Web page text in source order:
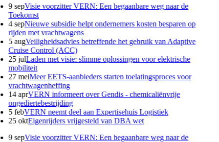
9 sepVisie voorzitter VERN: Een begaanbare weg naar de
Toekomst
4 sepNieuwe subsidie helpt ondernemers kosten besparen op
rijden met vrachtwagens
5 augVeiligheidsadvies betreffende het gebruik van Adaptive
Cruise Control (ACC)
25 julLaden met visie: slimme oplossingen voor elektrische
mobiliteit
27 meiMeer EETS-aanbieders starten toelatingsproces voor
vrachtwagenheffing
14 aprVERN informeert over Gendis - chemicaliënvrije
ongediertebestrijding
5 febVERN neemt deel aan Expertisehuis Logistiek
25 oktEigenrijders vrijgesteld van DBA wet
9 sepVisie voorzitter VERN: Een begaanbare weg naar de